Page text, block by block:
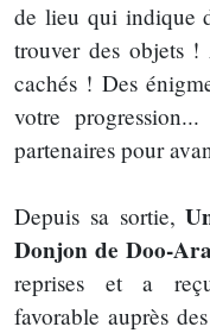
de lieu qui indique
trouver des objets
cachés ! Des
votre
partenaires pour
Depuis sa sortie,
Donjon de Doo-
reprises et a
favorable auprès